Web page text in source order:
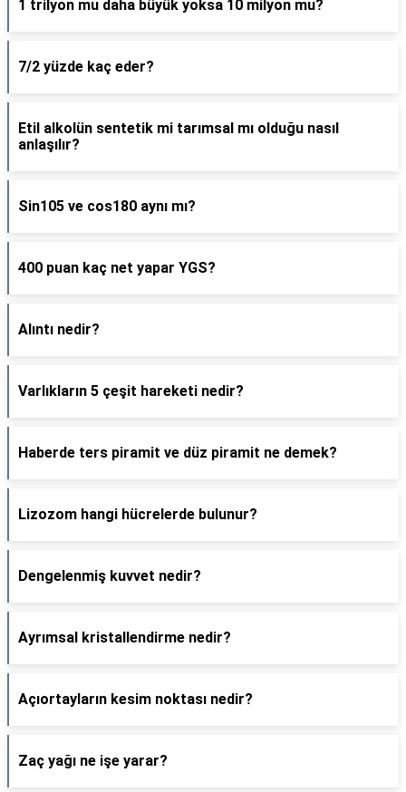
1 trilyon mu daha büyük yoksa 10 milyon mu?
7/2 yüzde kaç eder?
Etil alkolün sentetik mi tarımsal mı olduğu nasıl
anlaşılır?
Sin105 ve cos180 aynı mı?
400 puan kaç net yapar YGS?
Alıntı nedir?
Varlıkların 5 çeşit hareketi nedir?
Haberde ters piramit ve düz piramit ne demek?
Lizozom hangi hücrelerde bulunur?
Dengelenmiş kuvvet nedir?
Ayrımsal kristallendirme nedir?
Açıortayların kesim noktası nedir?
Zaç yağı ne işe yarar?